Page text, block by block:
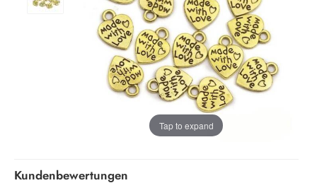
Tap to expand
Kundenbewertungen